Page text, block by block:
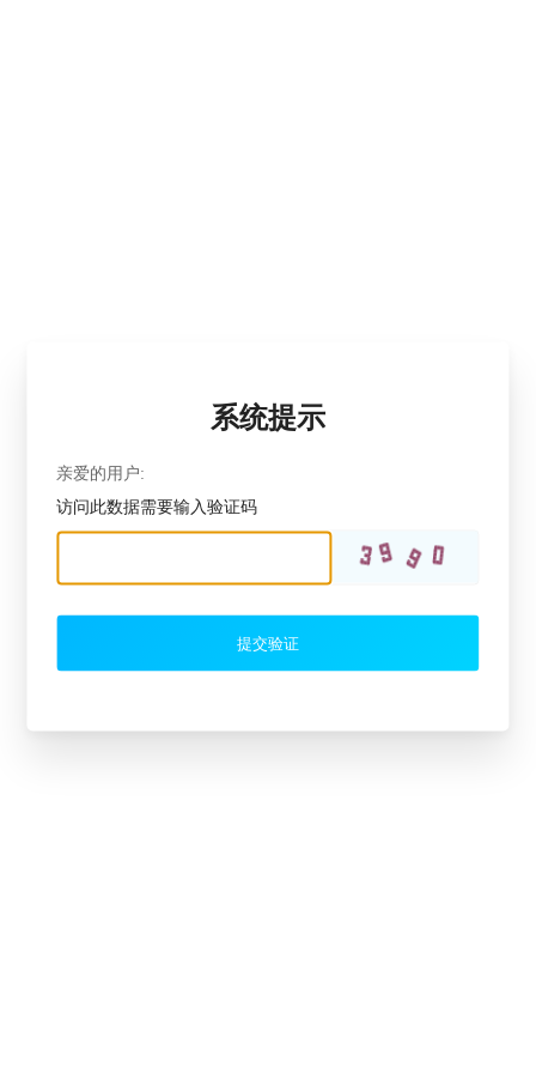
系统提示
亲爱的用户:
访问此数据需要输入验证码